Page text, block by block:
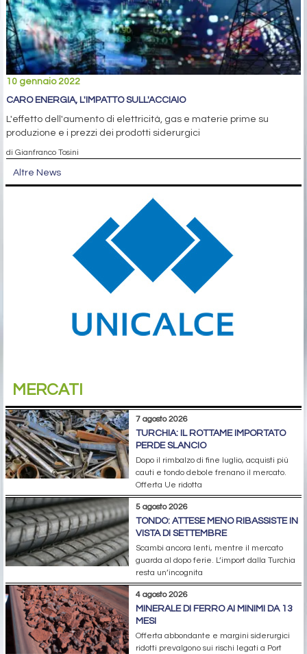
10 gennaio 2022
CARO ENERGIA, L'IMPATTO SULL'ACCIAIO
L'effetto dell'aumento di elettricità, gas e materie prime su
produzione e i prezzi dei prodotti siderurgici
di Gianfranco Tosini
Altre News
MERCATI
7 agosto 2026
TURCHIA: IL ROTTAME IMPORTATO
PERDE SLANCIO
Dopo il rimbalzo di fine luglio, acquisti più
cauti e tondo debole frenano il mercato.
Offerta Ue ridotta
5 agosto 2026
TONDO: ATTESE MENO RIBASSISTE IN
VISTA DI SETTEMBRE
Scambi ancora lenti, mentre il mercato
guarda al dopo ferie. L’import dalla Turchia
resta un’incognita
4 agosto 2026
MINERALE DI FERRO AI MINIMI DA 13
MESI
Offerta abbondante e margini siderurgici
ridotti prevalgono sui rischi legati a Port